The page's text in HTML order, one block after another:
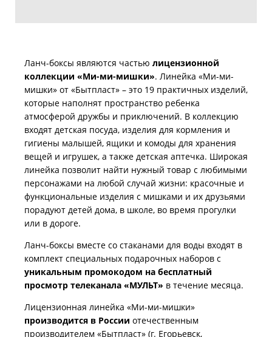
Ланч-боксы являются частью лицензионной
коллекции «Ми-ми-мишки». Линейка «Ми-ми-
мишки» от «Бытпласт» – это 19 практичных изделий,
которые наполнят пространство ребенка
атмосферой дружбы и приключений. В коллекцию
входят детская посуда, изделия для кормления и
гигиены малышей, ящики и комоды для хранения
вещей и игрушек, а также детская аптечка. Широкая
линейка позволит найти нужный товар с любимыми
персонажами на любой случай жизни: красочные и
функциональные изделия с мишками и их друзьями
порадуют детей дома, в школе, во время прогулки
или в дороге.
Ланч-боксы вместе со стаканами для воды входят в
комплект специальных подарочных наборов с
уникальным промокодом на бесплатный
просмотр телеканала «МУЛЬТ» в течение месяца.
Лицензионная линейка «Ми-ми-мишки»
производится в России отечественным
производителем «Бытпласт» (г. Егорьевск,